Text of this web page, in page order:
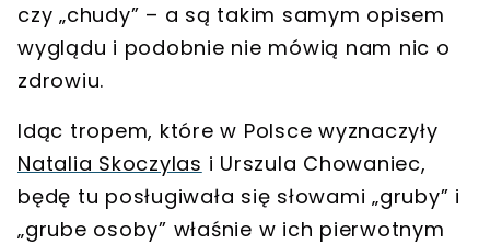
czy „chudy” – a są takim samym opisem
wyglądu i podobnie nie mówią nam nic o
zdrowiu.
Idąc tropem, które w Polsce wyznaczyły
Natalia Skoczylas i Urszula Chowaniec,
będę tu posługiwała się słowami „gruby” i
„grube osoby” właśnie w ich pierwotnym